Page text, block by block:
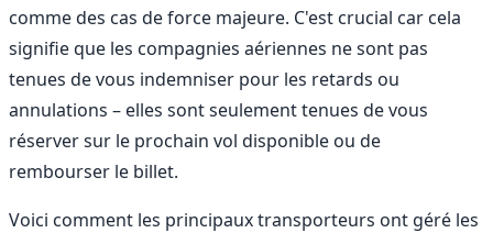
comme des cas de force majeure. C'est crucial car cela
signifie que les compagnies aériennes ne sont pas
tenues de vous indemniser pour les retards ou
annulations – elles sont seulement tenues de vous
réserver sur le prochain vol disponible ou de
rembourser le billet.
Voici comment les principaux transporteurs ont géré les